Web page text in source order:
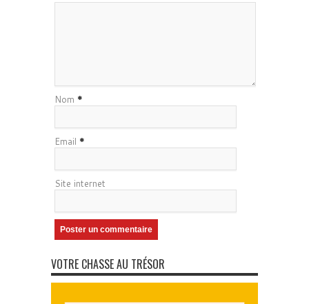
Nom *
Email *
Site internet
VOTRE CHASSE AU TRÉSOR